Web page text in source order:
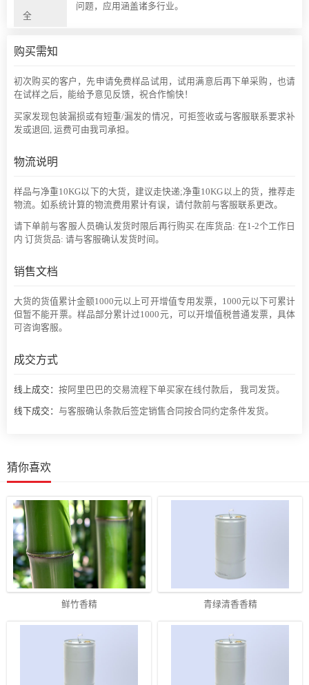
全
问题，应用涵盖诸多行业。
购买需知
初次购买的客户，先申请免费样品试用，试用满意后再下单采购，也请
在试样之后，能给予意见反馈，祝合作愉快！
买家发现包装漏损或有短重/漏发的情况，可拒签收或与客服联系要求补
发或退回, 运费可由我司承担。
物流说明
样品与净重10KG以下的大货，建议走快递;净重10KG以上的货，推荐走
物流。如系统计算的物流费用累计有误，请付款前与客服联系更改。
请下单前与客服人员确认发货时限后再行购买.在库货品: 在1-2个工作日
内 订货货品: 请与客服确认发货时间。
销售文档
大货的货值累计金额1000元以上可开增值专用发票，1000元以下可累计
但暂不能开票。样品部分累计过1000元，可以开增值税普通发票，具体
可咨询客服。
成交方式
线上成交： 按阿里巴巴的交易流程下单买家在线付款后， 我司发货。
线下成交： 与客服确认条款后签定销售合同按合同约定条件发货。
猜你喜欢
鲜竹香精 青绿清香香精